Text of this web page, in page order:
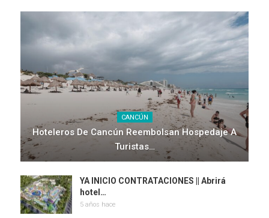
CANCÚN
Hoteleros De Cancún Reembolsan Hospedaje A
Turistas…
YA INICIO CONTRATACIONES || Abrirá
hotel…
5 años hace